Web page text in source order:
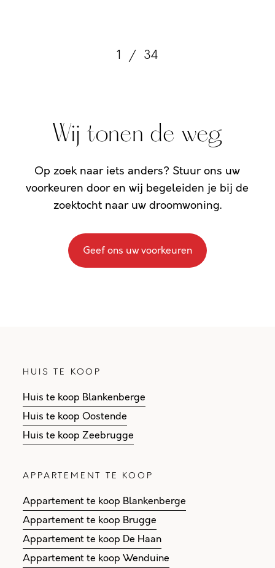
1 / 34
Wij tonen de weg
Op zoek naar iets anders? Stuur ons uw
voorkeuren door en wij begeleiden je bij de
zoektocht naar uw droomwoning.
Geef ons uw voorkeuren
HUIS TE KOOP
Huis te koop Blankenberge
Huis te koop Oostende
Huis te koop Zeebrugge
APPARTEMENT TE KOOP
Appartement te koop Blankenberge
Appartement te koop Brugge
Appartement te koop De Haan
Appartement te koop Wenduine